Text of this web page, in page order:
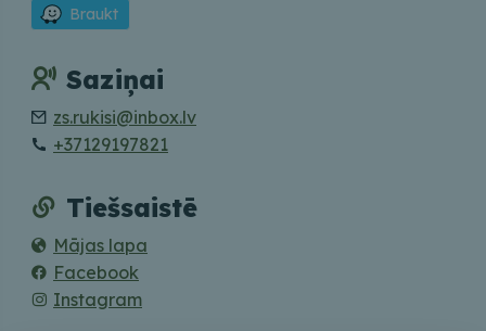
Braukt
Saziņai
zs.rukisi@inbox.lv
+37129197821
Tiešsaistē
Mājas lapa
Facebook
Instagram